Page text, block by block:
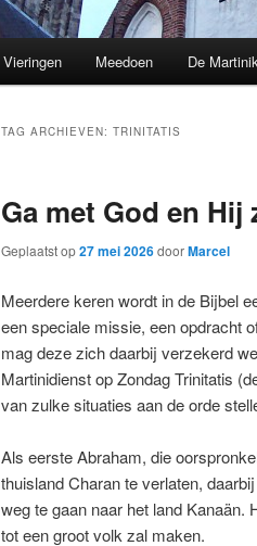
Vieringen Meedoen De
TAG ARCHIEVEN: TRINITATIS
Ga met God en Hij
Geplaatst op27 mei 2026doorMarcel
Meerdere keren wordt in de Bijbel
een speciale missie, een opdracht
mag deze zich daarbij verzekerd
Martinidienst op Zondag Trinitatis
van zulke situaties aan de orde
Als eerste Abraham, die
thuisland Charan te verlaten,
weg te gaan naar het land Kanaän.
tot een groot volk zal maken.